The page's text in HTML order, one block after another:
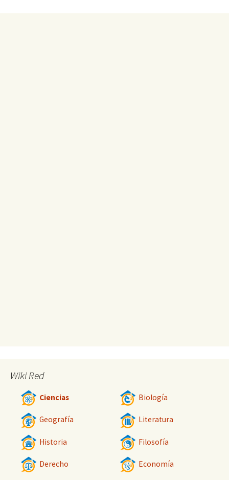
Wiki Red
Ciencias Biología
Geografía Literatura
Historia Filosofía
Derecho Economía